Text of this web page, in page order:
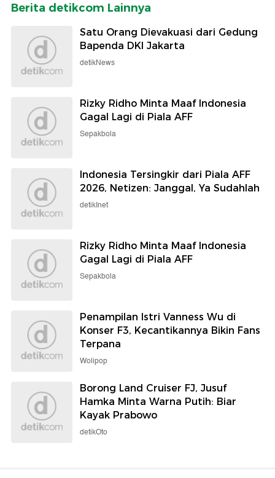
Berita detikcom Lainnya
Satu Orang Dievakuasi dari Gedung
Bapenda DKI Jakarta
detikNews
Rizky Ridho Minta Maaf Indonesia
Gagal Lagi di Piala AFF
Sepakbola
Indonesia Tersingkir dari Piala AFF
2026, Netizen: Janggal, Ya Sudahlah
detikInet
Rizky Ridho Minta Maaf Indonesia
Gagal Lagi di Piala AFF
Sepakbola
Penampilan Istri Vanness Wu di
Konser F3, Kecantikannya Bikin Fans
Terpana
Wolipop
Borong Land Cruiser FJ, Jusuf
Hamka Minta Warna Putih: Biar
Kayak Prabowo
detikOto